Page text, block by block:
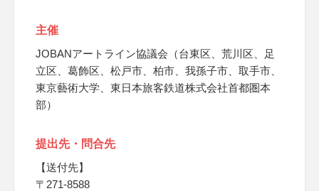
主催
JOBANアートライン協議会（台東区、荒川区、足
立区、葛飾区、松戸市、柏市、我孫子市、取手市、
東京藝術大学、東日本旅客鉄道株式会社首都圏本
部）
提出先・問合先
【送付先】
〒271-8588